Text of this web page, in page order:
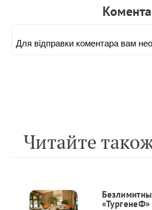
Для вiдправки коментара вам
Читайте
«ТургенеФ»